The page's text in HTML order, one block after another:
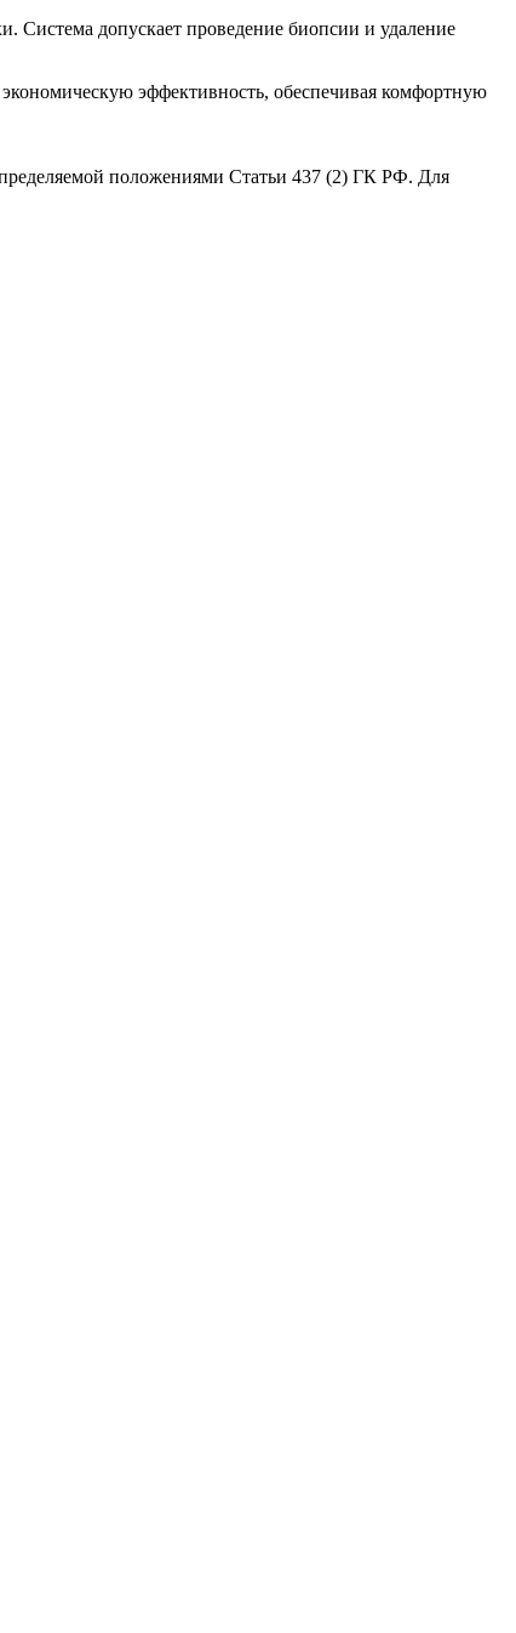
Система допускает проведение биопсии и удаление
эффективность, обеспечивая комфортную
положениями Статьи 437 (2) ГК РФ. Для